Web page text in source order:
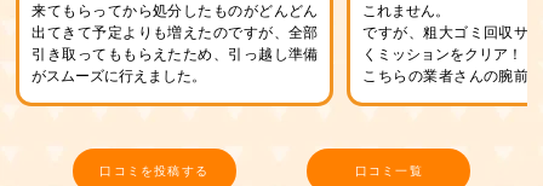
来てもらってから処分したものがどんどん
出てきて予定よりも増えたのですが、全部
引き取ってももらえたため、引っ越し準備
がスムーズに行えました。
これません。
ですが、粗大ゴミ回収サ
くミッションをクリア！
こちらの業者さんの腕前
口コミを投稿する 口コミ一覧